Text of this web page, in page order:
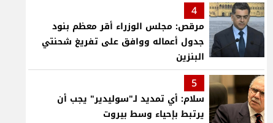
4
مرقص: مجلس الوزراء أقر معظم بنود
جدول أعماله ووافق على تفريغ شحنتي
البنزين
5
سلام: أي تمديد لـ"سوليدير" يجب أن
يرتبط بإحياء وسط بيروت